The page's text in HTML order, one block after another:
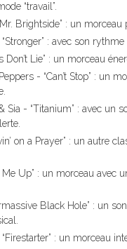
“travail”.
Brightside” : un
: avec son
Don’t Lie” : un morceau
- “Can’t Stop” : un
Sia - “Titanium” : avec un
on a Prayer” : un autre
Up” : un morceau avec
Black Hole” : un
: un morceau